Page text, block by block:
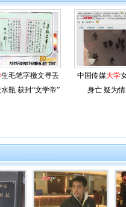
生毛笔字檄文寻丢
瓶 获封“文学帝”
中国传媒大学
身亡 疑为